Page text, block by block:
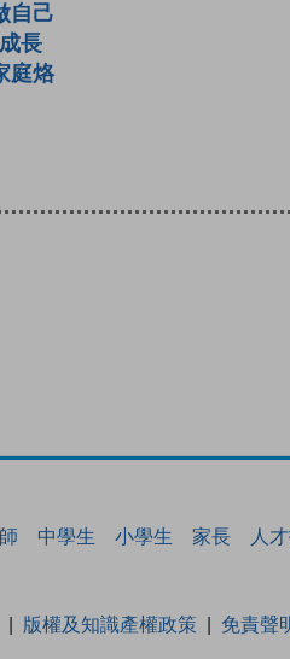
自己
長
庭烙
中學生 小學生 家長 人
版權及知識產權政策 免責聲